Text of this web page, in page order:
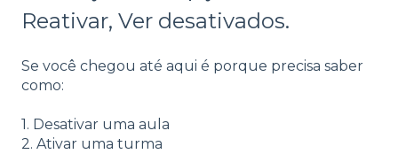
Reativar, Ver desativados.
Se você chegou até aqui é porque precisa saber
como:
1. Desativar uma aula
2. Ativar uma turma